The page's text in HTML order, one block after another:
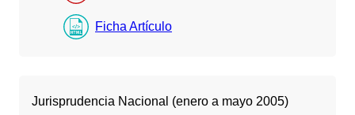
Ficha Artículo
Jurisprudencia Nacional (enero a mayo 2005)